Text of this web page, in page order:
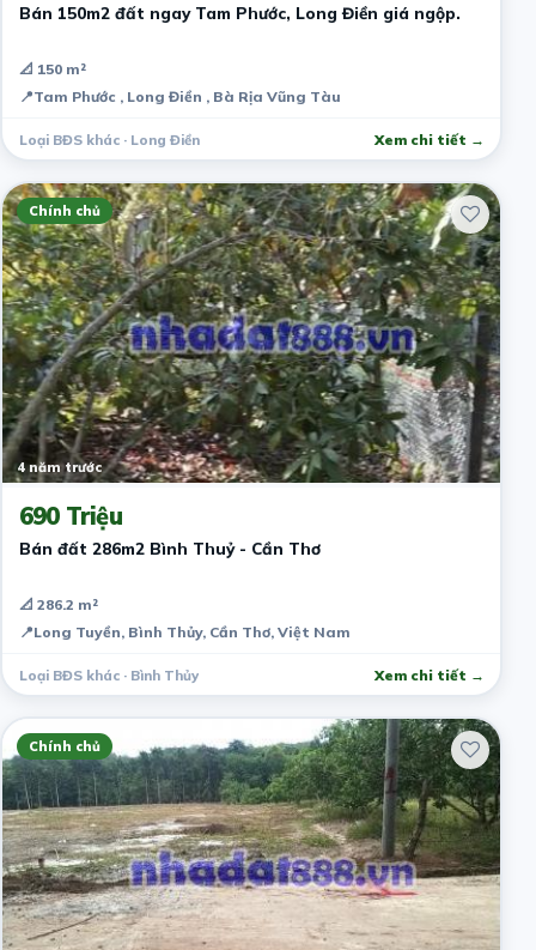
Bán 150m2 đất ngay Tam Phước, Long Điền giá ngộp.
📐 150 m²
📍Tam Phước , Long Điền , Bà Rịa Vũng Tàu
Loại BĐS khác · Long Điền Xem chi tiết →
Chính chủ
4 năm trước
690 Triệu
Bán đất 286m2 Bình Thuỷ - Cần Thơ
📐 286.2 m²
📍Long Tuyền, Bình Thủy, Cần Thơ, Việt Nam
Loại BĐS khác · Bình Thủy Xem chi tiết →
Chính chủ